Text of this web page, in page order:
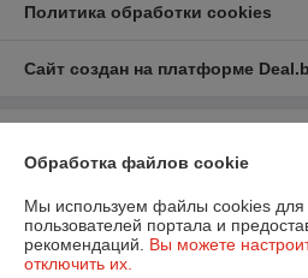
Политика обработки cookies
Сайт создан на платформе
г. Минск пр. Партизанский, 152-1а
Регистрационный номер ЕГР: 190706808
Обработка файлов cookie
Мы используем файлы cookies для
пользователей портала и
рекомендаций. Вы можете
отключить их.